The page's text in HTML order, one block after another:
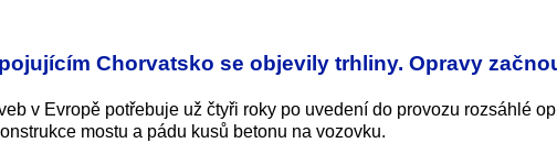
Chorvatsko se objevily trhliny. Opravy
v Evropě potřebuje už čtyři roky po uvedení do provozu rozsáhlé
mostu a pádu kusů betonu na vozovku.